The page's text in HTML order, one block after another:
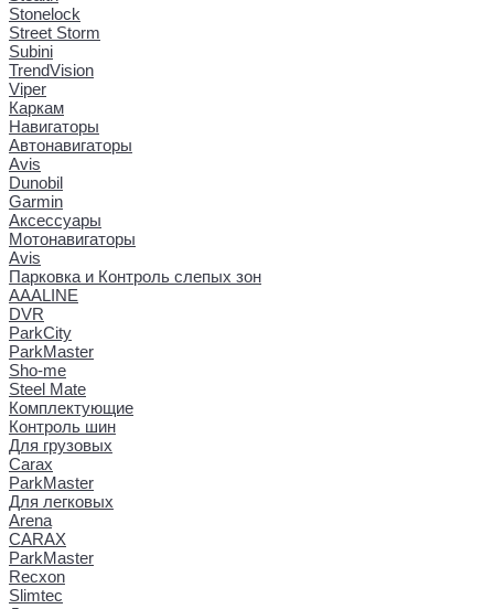
Stonelock
Street Storm
Subini
TrendVision
Viper
Каркам
Навигаторы
Автонавигаторы
Avis
Dunobil
Garmin
Аксессуары
Мотонавигаторы
Avis
Парковка и Контроль слепых зон
AAALINE
DVR
ParkCity
ParkMaster
Sho-me
Steel Mate
Комплектующие
Контроль шин
Для грузовых
Carax
ParkMaster
Для легковых
Arena
CARAX
ParkMaster
Recxon
Slimtec